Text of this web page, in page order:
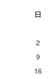
日
2
9
16